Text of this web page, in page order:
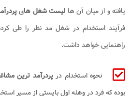
یافته و از میان آن ها لیست شغل های
فرآیند استخدام در شغل مد نظر را طی
راهنمایی خواهد داشت.
نحوه استخدام درپردرآمد ترین
بوده که فرد در وهله اول بایستی از مسیر